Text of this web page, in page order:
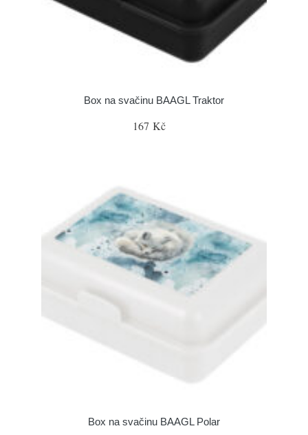
Box na svačinu BAAGL Traktor
167 Kč
Box na svačinu BAAGL Polar